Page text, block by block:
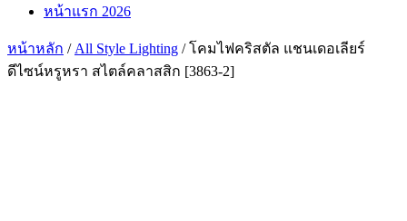
หน้าแรก 2026
หน้าหลัก / All Style Lighting / โคมไฟคริสตัล แชนเดอเลียร์
ดีไซน์หรูหรา สไตล์คลาสสิก [3863-2]